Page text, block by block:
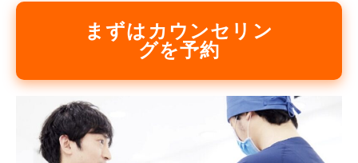
まずはカウンセリン
グを予約